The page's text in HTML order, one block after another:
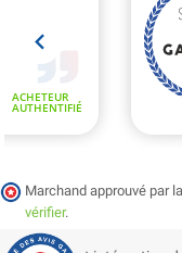
Marchand approuvé par
vérifier.